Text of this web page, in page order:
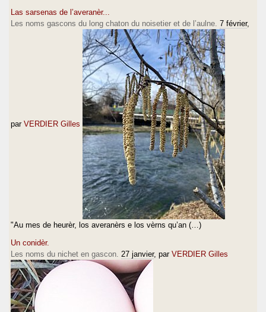
Las sarsenas de l’averanèr...
Les noms gascons du long chaton du noisetier et de l’aulne. 7 février,
par VERDIER Gilles
"Au mes de heurèr, los averanèrs e los vèrns qu’an (…)
Un conidèr.
Les noms du nichet en gascon. 27 janvier, par VERDIER Gilles